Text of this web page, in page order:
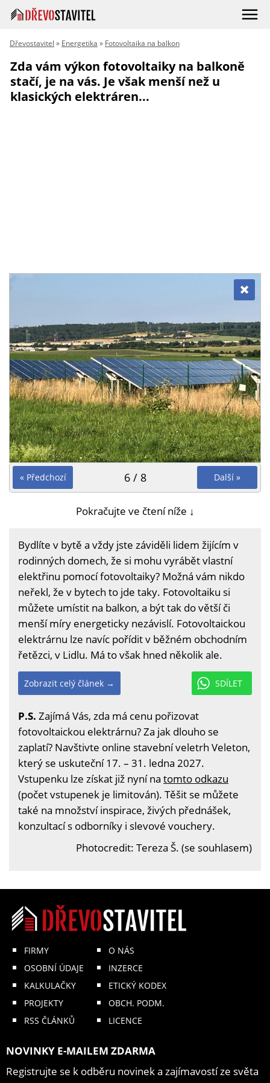
Dřevostavitel » Energetika » Fotovoltaika na balkon
Zda vám výkon fotovoltaiky na balkoně
stačí, je na vás. Je však menší než u
klasických elektráren...
« Předchozí Další »
6 / 8
Pokračujte ve čtení níže ↓
Bydlíte v bytě a vždy jste záviděli lidem žijícím v
rodinných domech, že si mohu vyrábět vlastní
elektřinu pomocí fotovoltaiky? Možná vám nikdo
neřekl, že v bytech to jde taky. Fotovoltaiku si
můžete umístit na balkon, a být tak do větší či
menší míry energeticky nezávislí. Fotovoltaickou
elektrárnu lze navíc pořídit v běžném obchodním
řetězci, v Lidlu. Má to však hned několik ale.
SDÍLET
Zobrazit celý článek →
P.S. Zajímá Vás, zda má cenu pořizovat
fotovoltaickou elektrárnu? Za jak dlouho se
zaplatí? Navštivte online stavební veletrh Veleton,
který se uskuteční 17. – 31. ledna 2027.
Vstupenku lze získat již nyní na tomto odkazu
(počet vstupenek je limitován). Těšit se můžete
také na množství inspirace, živých přednášek,
konzultací s odborníky i slevové vouchery.
Photocredit: Tereza Š. (se souhlasem)
FIRMY
OSOBNÍ ÚDAJE
KALKULAČKY
PROJEKTY
RSS ČLÁNKŮ
O NÁS
INZERCE
ETICKÝ KODEX
OBCH. PODM.
LICENCE
NOVINKY E-MAILEM ZDARMA
Registrujte se k odběru novinek a zajímavostí ze světa